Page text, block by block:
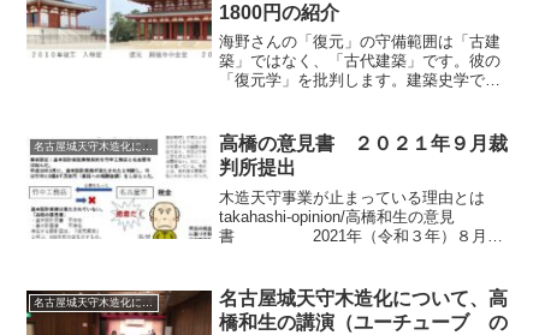
1800円の紹介
海野さんの「復元」の守備範囲は「古建
築」ではなく、「古代建築」です。彼の
「復元学」を批判します。建築史学で
す。「城の復元」「木割書」まで入れて
しまっては、彼のこの平屋建...
名古屋城天守木造化に反対
高橋の意見書 ２０２１年９月裁
判所提出
木造天守事業が止まっている理由とは
takahashi-opinion/高橋和生の意見
書 2021年（令和３年）８月６
した一級建築士です（一級建築士登録番
号：...
名古屋城天守木造化に反対
名古屋城天守木造化について、高
橋和生の講演（ユーチューブ の